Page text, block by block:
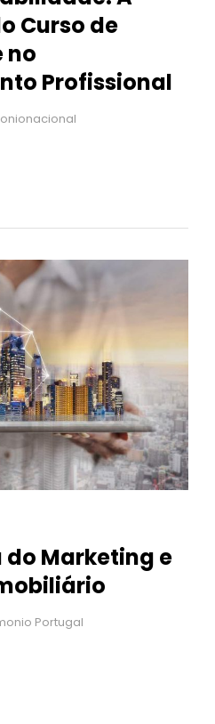
Curso de
no
Profissional
Marketing e
Portugal